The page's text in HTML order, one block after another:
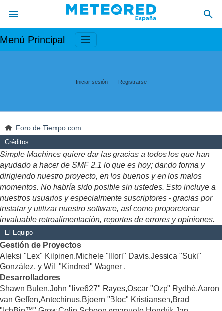
Menú Principal
Iniciar sesión Registrarse
Foro de Tiempo.com
Créditos
Simple Machines quiere dar las gracias a todos los que han
ayudado a hacer de SMF 2.1 lo que es hoy; dando forma y
dirigiendo nuestro proyecto, en los buenos y en los malos
momentos. No habría sido posible sin ustedes. Esto incluye a
nuestros usuarios y especialmente suscriptores - gracias por
instalar y utilizar nuestro software, así como proporcionar
invaluable retroalimentación, reportes de errores y opiniones.
El Equipo
Gestión de Proyectos
Aleksi "Lex" Kilpinen,Michele "Illori" Davis,Jessica "Suki"
González, y Will "Kindred" Wagner .
Desarrolladores
Shawn Bulen,John "live627" Rayes,Oscar "Ozp" Rydhé,Aaron
van Geffen,Antechinus,Bjoern "Bloc" Kristiansen,Brad